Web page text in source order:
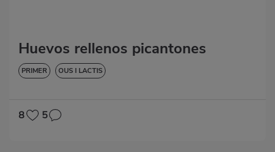
Huevos rellenos picantones
PRIMER OUS I LACTIS
8 5